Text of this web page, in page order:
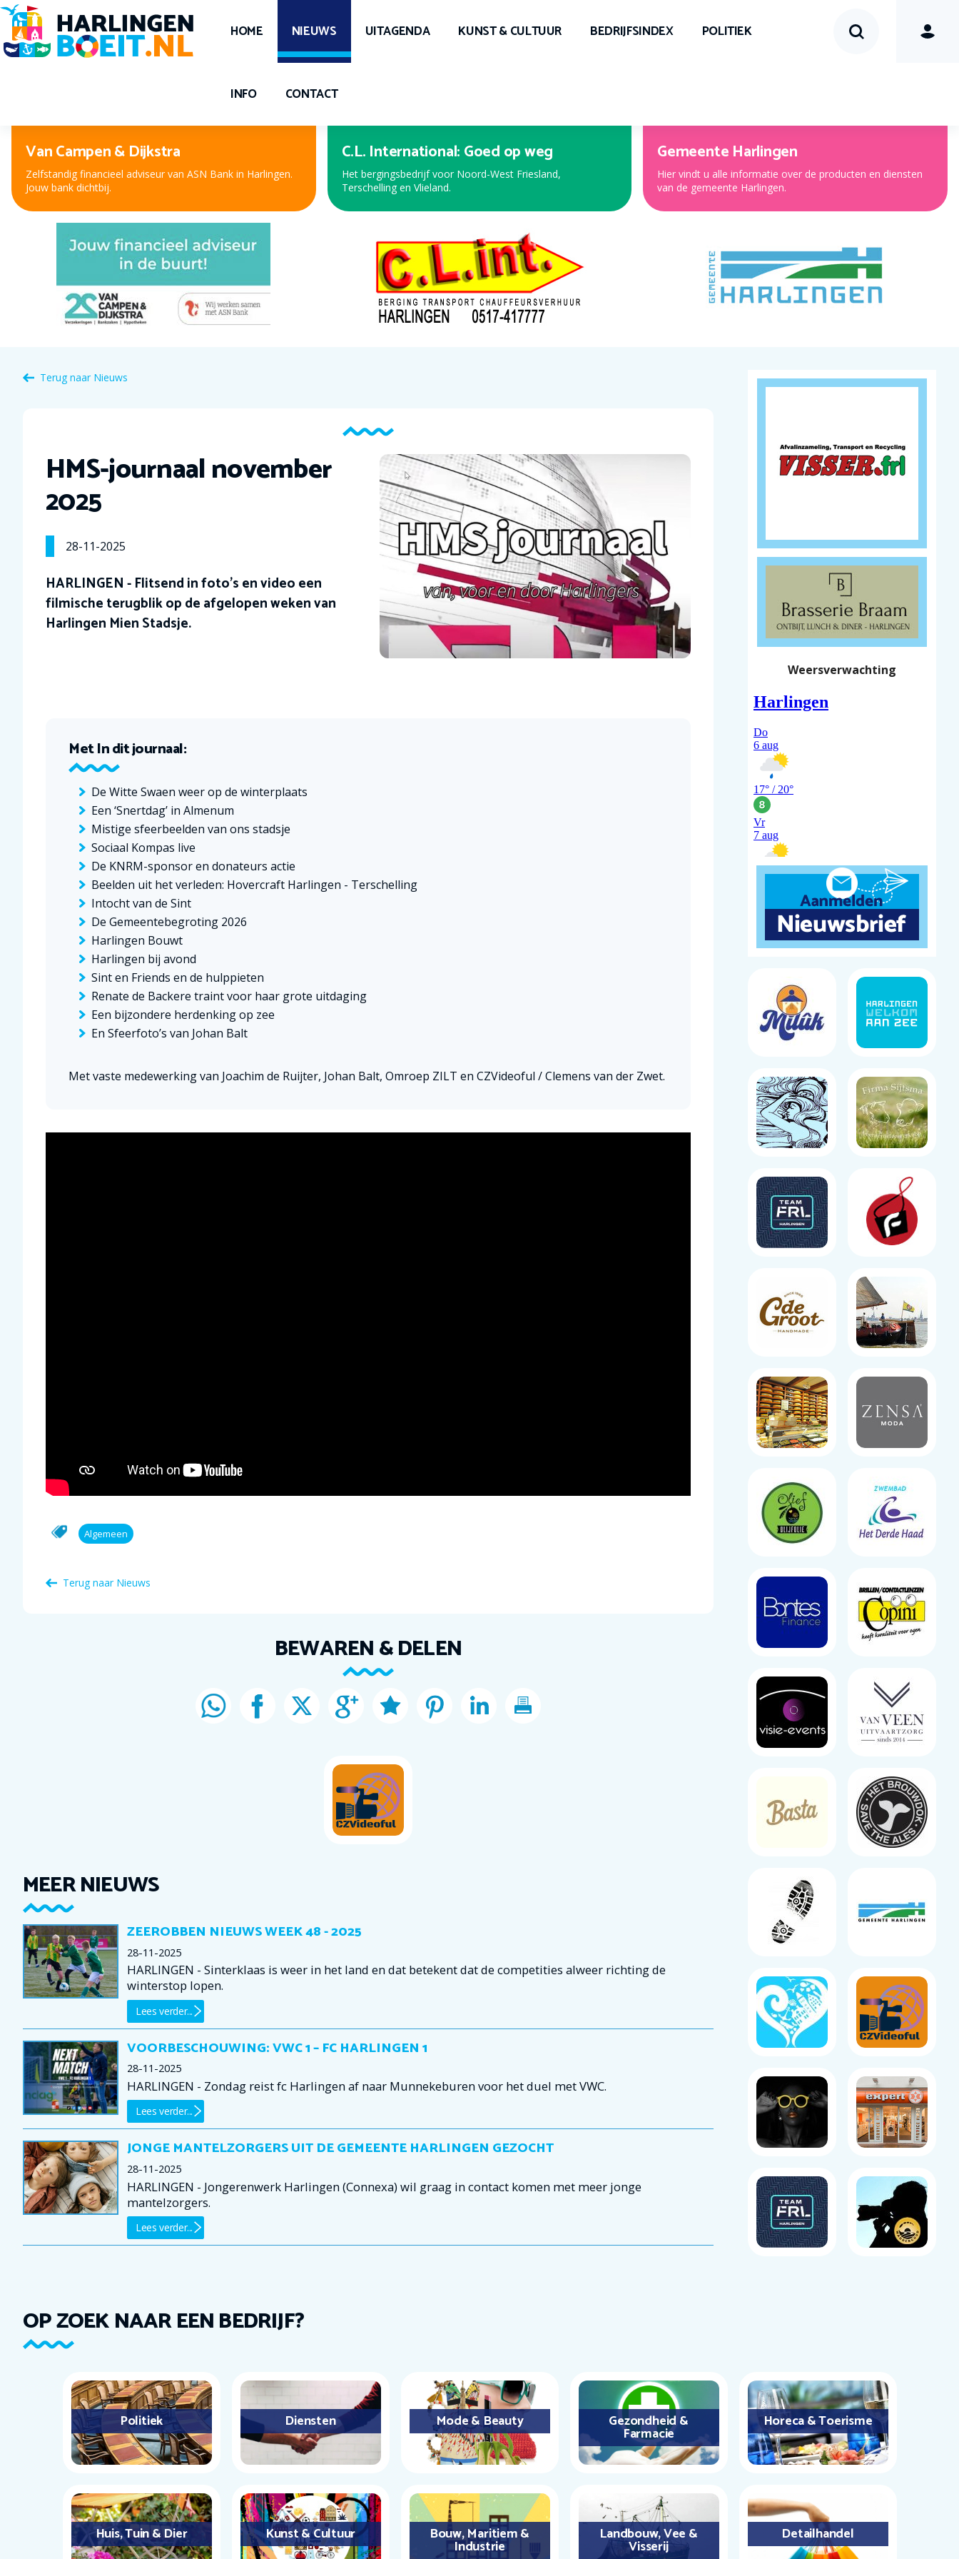
HOME NIEUWS UITAGENDA KUNST & CULTUUR BEDRIJFSINDEX POLITIEK
INFO CONTACT
Peter Kuiper, voor oog en oor
Nieuwe bril, contactlenzen of hooroplossing? Bij Peter
Kuiper, dé opticien en audicien bent u aan het juiste adres.
Expert Harlingen
Bekijk de nieuwe folder met de beste aanbiedingen!
Gemeente Harlingen
Hier vindt u alle informatie over de producten en diensten
van de gemeente Harlingen.
Terug naar Nieuws
HMS-journaal november
2025
28-11-2025
HARLINGEN - Flitsend in foto’s en video een
filmische terugblik op de afgelopen weken van
Harlingen Mien Stadsje.
Met In dit journaal:
De Witte Swaen weer op de winterplaats
Een ‘Snertdag’ in Almenum
Mistige sfeerbeelden van ons stadsje
Sociaal Kompas live
De KNRM-sponsor en donateurs actie
Beelden uit het verleden: Hovercraft Harlingen - Terschelling
Intocht van de Sint
De Gemeentebegroting 2026
Harlingen Bouwt
Harlingen bij avond
Sint en Friends en de hulppieten
Renate de Backere traint voor haar grote uitdaging
Een bijzondere herdenking op zee
En Sfeerfoto’s van Johan Balt
Met vaste medewerking van Joachim de Ruijter, Johan Balt, Omroep ZILT en CZVideoful / Clemens van der Zwet.
Algemeen
Terug naar Nieuws
BEWAREN & DELEN
MEER NIEUWS
ZEEROBBEN NIEUWS WEEK 48 - 2025
28-11-2025
HARLINGEN - Sinterklaas is weer in het land en dat betekent dat de competities alweer richting de
winterstop lopen.
Lees verder...
VOORBESCHOUWING: VWC 1 – FC HARLINGEN 1
28-11-2025
HARLINGEN - Zondag reist fc Harlingen af naar Munnekeburen voor het duel met VWC.
Lees verder...
JONGE MANTELZORGERS UIT DE GEMEENTE HARLINGEN GEZOCHT
28-11-2025
HARLINGEN - Jongerenwerk Harlingen (Connexa) wil graag in contact komen met meer jonge
mantelzorgers.
Lees verder...
Weersverwachting
OP ZOEK NAAR EEN BEDRIJF?
Politiek Diensten Mode & Beauty Gezondheid &
Farmacie
Horeca & Toerisme
Huis, Tuin & Dier Kunst & Cultuur Bouw, Maritiem &
Industrie
Landbouw, Vee &
Visserij
Detailhandel